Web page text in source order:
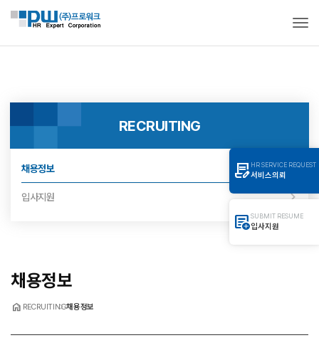
contract_editHR SERVICE REQUEST
서비스의뢰
add_notesSUBMIT RESUME
입사지원
RECRUITING
채용정보
입사지원
채용정보
home RECRUITING채용정보